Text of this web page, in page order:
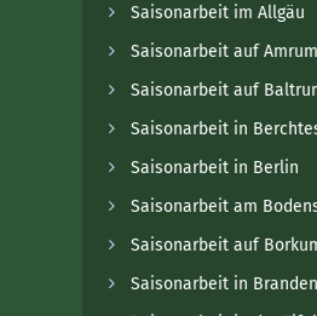
Saisonarbeit im Allgäu
Saisonarbeit auf Amrum
Saisonarbeit auf
Saisonarbeit in
Saisonarbeit in Berlin
Saisonarbeit am
Saisonarbeit auf
Saisonarbeit in